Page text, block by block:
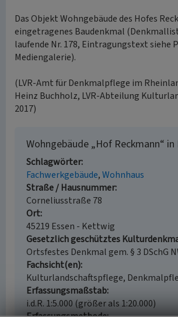
Das Objekt Wohngebäude des Hofes
eingetragenes Baudenkmal
laufende Nr. 178, Eintragungstext siehe
Mediengalerie).
(LVR-Amt für Denkmalpflege im
Heinz Buchholz, LVR-Abteilung
2017)
Wohngebäude „Hof Reckmann“
Schlagwörter
Fachwerkgebäude Wohnhaus
Straße / Hausnummer
Corneliusstraße 78
Ort
45219 Essen - Kettwig
Gesetzlich geschütztes
Ortsfestes Denkmal gem. § 3 DSchG
Fachsicht(en)
Kulturlandschaftspflege,
Erfassungsmaßstab
i.d.R. 1:5.000 (größer als 1:20.000)